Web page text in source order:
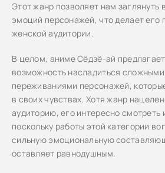
Этот жанр позволяет нам заглянуть
эмоций персонажей, что делает его
женской аудитории.
В целом, аниме Сёдзё-ай
возможность насладиться
переживаниями персонажей,
в своих чувствах. Хотя жанр
аудиторию, его интересно смотреть
поскольку работы этой категории
сильную эмоциональную
оставляет равнодушным.